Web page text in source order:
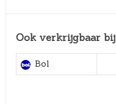
Ook verkrijgbaar bij
Bol